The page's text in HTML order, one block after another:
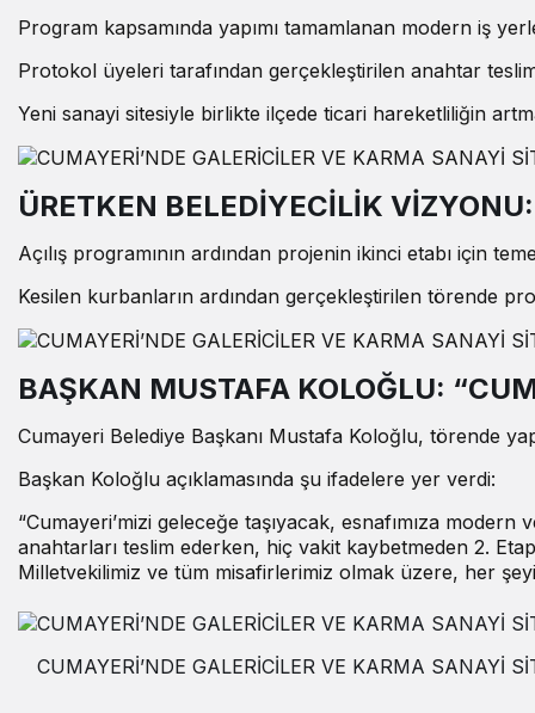
Program kapsamında yapımı tamamlanan modern iş
Protokol üyeleri tarafından gerçekleştirilen anahtar
Yeni sanayi sitesiyle birlikte ilçede ticari hareketliliğin
ÜRETKEN BELEDİYECİLİK
Açılış programının ardından projenin ikinci etabı için
Kesilen kurbanların ardından gerçekleştirilen törende
BAŞKAN MUSTAFA KOLOĞLU:
Cumayeri Belediye Başkanı Mustafa Koloğlu, törende
Başkan Koloğlu açıklamasında şu ifadelere yer verdi:
“Cumayeri’mizi geleceğe taşıyacak, esnafımıza
anahtarları teslim ederken, hiç vakit kaybetmeden 2.
Milletvekilimiz ve tüm misafirlerimiz olmak üzere, her
CUMAYERİ’NDE GALERİCİLER VE KARMA SANAYİ